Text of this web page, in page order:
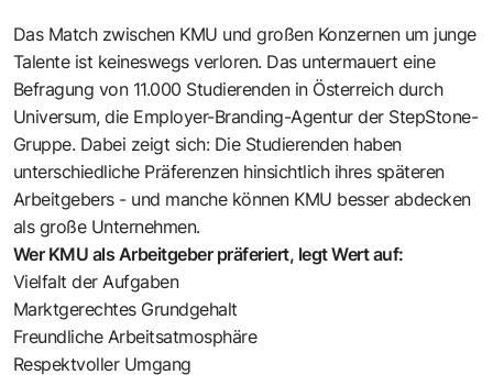
Das Match zwischen KMU und großen Konzernen um junge
Talente ist keineswegs verloren. Das untermauert eine
Befragung von 11.000 Studierenden in Österreich durch
Universum, die Employer-Branding-Agentur der StepStone-
Gruppe. Dabei zeigt sich: Die Studierenden haben
unterschiedliche Präferenzen hinsichtlich ihres späteren
Arbeitgebers - und manche können KMU besser abdecken
als große Unternehmen.
Wer KMU als Arbeitgeber präferiert, legt Wert auf:
Vielfalt der Aufgaben
Marktgerechtes Grundgehalt
Freundliche Arbeitsatmosphäre
Respektvoller Umgang